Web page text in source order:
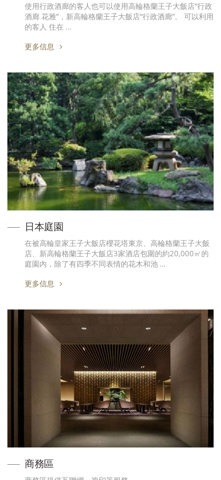
使用行政酒廊的客人也可以使用高輪格蘭王子大飯店“行政
酒廊 花雅”，新高輪格蘭王子大飯店“行政酒廊”。 可以利用
的客人 住在 …
更多信息
日本庭園
在被高輪皇家王子大飯店櫻花塔東京、高輪格蘭王子大飯
店、新高輪格蘭王子大飯店3家酒店包圍的約20,000㎡的
庭園內，除了有四季不同表情的花木和池 …
更多信息
商務區